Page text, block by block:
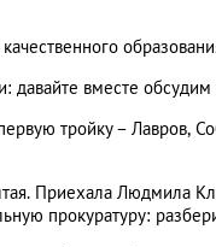
давайте вместе
тройку – Лавров,
Приехала Людмила
прокуратуру: